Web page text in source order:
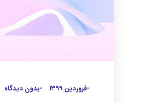
-فروردین ۱۳۹۹ -بدون دیدگاه